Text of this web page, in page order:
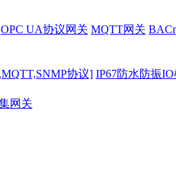
OPC UA协议网关 MQTT网关
协议] IP67防水防振
网关